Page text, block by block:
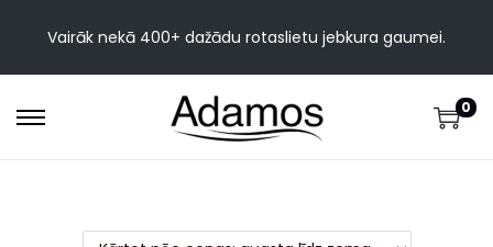
Vairāk nekā 400+ dažādu rotaslietu jebkura gaumei.
0